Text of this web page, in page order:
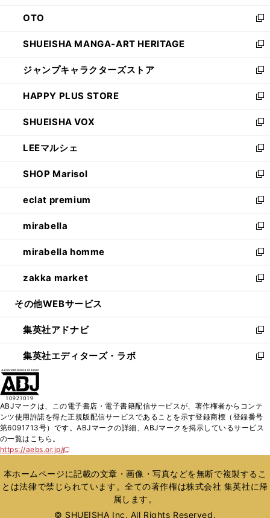
ウ
で
開
く
ン
ド
ウ
で
開
く
OTO
新
し
い
ウ
ィ
ン
ド
ウ
で
開
く
SHUEISHA MANGA-ART HERITAGE
新
し
い
ウ
ィ
ン
ド
ウ
で
開
く
ジャンプキャラクターズストア
新
し
い
ウ
ィ
ン
ド
ウ
で
開
く
HAPPY PLUS STORE
新
し
い
ウ
ィ
ン
ド
ウ
で
開
く
SHUEISHA VOX
新
し
い
ウ
ィ
ン
ド
ウ
で
開
く
LEEマルシェ
新
し
い
ウ
ィ
ン
ド
ウ
で
開
く
SHOP Marisol
新
し
い
ウ
ィ
ン
ド
ウ
で
開
eclat premium
新
し
い
ウ
ィ
ン
ド
ウ
開
く
mirabella
新
し
い
ウ
ィ
ン
ウ
で
開
く
mirabella homme
新
し
い
ウ
ン
ド
ウ
で
zakka market
新
し
ウ
ィ
ン
ド
く
その他WEBサービス
集英社アドナビ
新
し
い
ド
ウ
で
集英社エディターズ・ラボ
新
ィ
ン
ド
開
く
ABJマークは、この電子書店・電子書籍配信サービスが、著作権者からコンテ
ンツ使用許諾を得た正規版配信サービスであることを示す登録商標（登録番号
第6091713号）です。ABJマークの詳細、ABJマークを掲示しているサービス
の一覧はこちら。
https://aebs.or.jp/
新
い
ウ
ィ
本ホームページに記載の文章・画像・写真などを無断で複製するこ
とは法律で禁じられています。全ての著作権は株式会社 集英社に帰
属します。
© SHUEISHA Inc. All Rights Reserved.